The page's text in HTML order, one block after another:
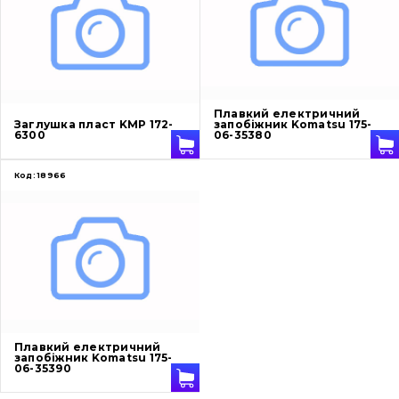
Ножі, ріжучі кромки
Захист (ковша, адаптера)
Пальці та Втулки
Ковші
Навісне обладнання
написати
Заглушка пласт KMP 172-
6300
Плавкий електричний
запобіжник Komatsu 175-
06-35380
Код: 18966
Плавкий електричний
запобіжник Komatsu 175-
06-35390